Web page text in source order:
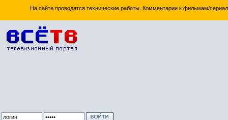
На сайте проводятся технические работы. Комментарии к фильмам/